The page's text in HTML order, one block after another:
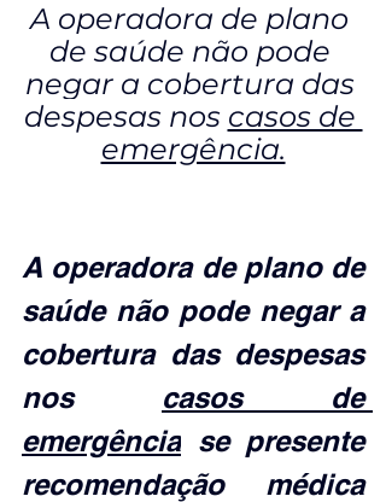
A operadora de plano
de saúde não pode
negar a cobertura das
despesas nos casos de
emergência.
A operadora de plano de
saúde não pode negar a
cobertura das despesas
nos casos de
emergência se presente
recomendação médica